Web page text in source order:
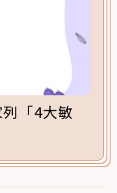
「4大敏